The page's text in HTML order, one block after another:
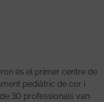
és el primer centre de
pediàtric de cor i
30 professionals van